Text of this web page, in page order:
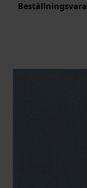
Beställningsvara